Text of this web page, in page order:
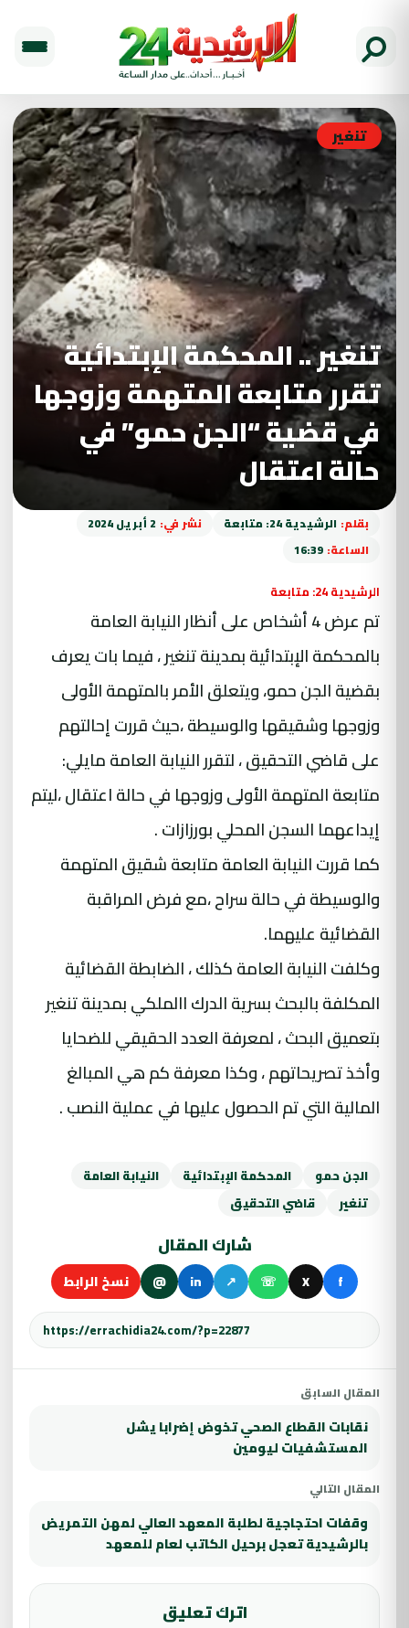
تنغير
تنغير .. المحكمة الإبتدائية
تقرر متابعة المتهمة وزوجها
في قضية “الجن حمو” في
حالة اعتقال
بقلم: الرشيدية 24: متابعة نشر في: 2 أبريل 2024
الساعة: 16:39
الرشيدية 24: متابعة
تم عرض 4 أشخاص على أنظار النيابة العامة
بالمحكمة الإبتدائية بمدينة تنغير ، فيما بات يعرف
بقضية الجن حمو، ويتعلق الأمر بالمتهمة الأولى
وزوجها وشقيقها والوسيطة ،حيث قررت إحالتهم
على قاضي التحقيق ، لتقرر النيابة العامة مايلي:
متابعة المتهمة الأولى وزوجها في حالة اعتقال ،ليتم
إيداعهما السجن المحلي بورزازات .
كما قررت النيابة العامة متابعة شقيق المتهمة
والوسيطة في حالة سراح ،مع فرض المراقبة
القضائية عليهما.
وكلفت النيابة العامة كذلك ، الضابطة القضائية
المكلفة بالبحث بسرية الدرك االملكي بمدينة تنغير
بتعميق البحث ، لمعرفة العدد الحقيقي للضحايا
وأخذ تصريحاتهم ، وكذا معرفة كم هي المبالغ
المالية التي تم الحصول عليها في عملية النصب .
الجن حمو المحكمة الإبتدائية
النيابة العامة
تنغير
قاضي التحقيق
شارك المقال
f
X
☏
↗
in
@ نسخ الرابط
المقال السابق
نقابات القطاع الصحي تخوض إضرابا يشل
المستشفيات ليومين
المقال التالي
وقفات احتجاجية لطلبة المعهد العالي لمهن التمريض
بالرشيدية تعجل برحيل الكاتب لعام للمعهد
اترك تعليق